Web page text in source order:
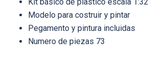
Modelo para costruir y pintar
Pegamento y pintura incluidas
Numero de piezas 73